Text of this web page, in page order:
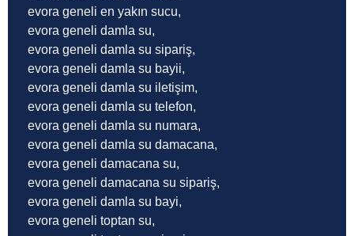
evora geneli en yakın sucu,
evora geneli damla su,
evora geneli damla su sipariş,
evora geneli damla su bayii,
evora geneli damla su iletişim,
evora geneli damla su telefon,
evora geneli damla su numara,
evora geneli damla su damacana,
evora geneli damacana su,
evora geneli damacana su sipariş,
evora geneli damla su bayi,
evora geneli toptan su,